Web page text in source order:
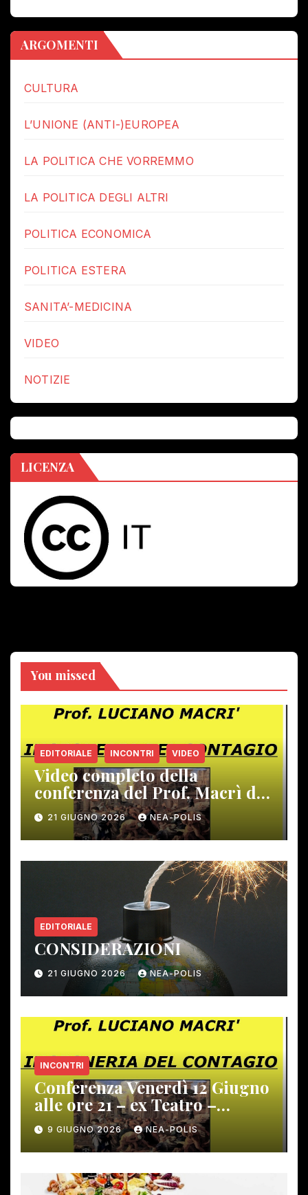
ARGOMENTI
CULTURA
L’UNIONE (ANTI-)EUROPEA
LA POLITICA CHE VORREMMO
LA POLITICA DEGLI ALTRI
POLITICA ECONOMICA
POLITICA ESTERA
SANITA’-MEDICINA
VIDEO
NOTIZIE
LICENZA
You missed
EDITORIALE INCONTRI VIDEO
Video completo della
conferenza del Prof. Macrì del
12 giugno scorso
21 GIUGNO 2026 NEA-POLIS
EDITORIALE
CONSIDERAZIONI
21 GIUGNO 2026 NEA-POLIS
INCONTRI
Conferenza Venerdì 12 Giugno
alle ore 21 – ex Teatro –
Gambassi Terme –
9 GIUGNO 2026 NEA-POLIS